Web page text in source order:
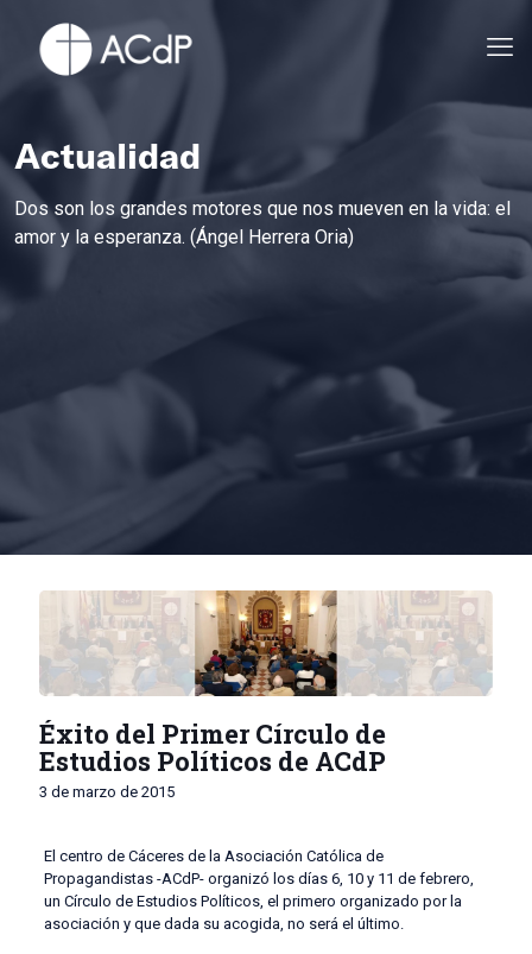
Actualidad
Dos son los grandes motores que nos mueven en la vida: el
amor y la esperanza. (Ángel Herrera Oria)
Éxito del Primer Círculo de
Estudios Políticos de ACdP
3 de marzo de 2015
El centro de Cáceres de la Asociación Católica de
Propagandistas -ACdP- organizó los días 6, 10 y 11 de febrero,
un Círculo de Estudios Políticos, el primero organizado por la
asociación y que dada su acogida, no será el último.